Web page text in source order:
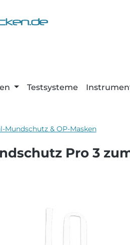
Testsysteme
Mundschutz & OP-Masken
Pro 3